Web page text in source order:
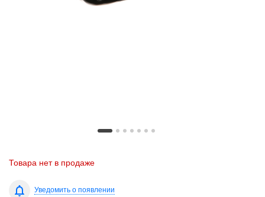
Товара нет в продаже
Уведомить о появлении